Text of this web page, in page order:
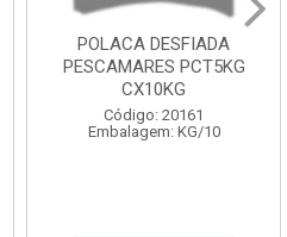
POLACA DESFIADA
PESCAMARES PCT5KG
CX10KG
Código: 20161
Embalagem: KG/10